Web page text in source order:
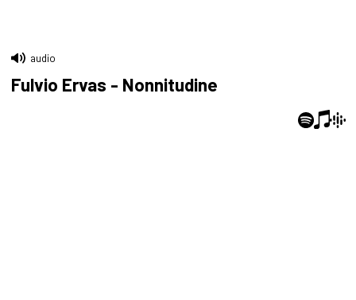
audio
Fulvio Ervas - Nonnitudine